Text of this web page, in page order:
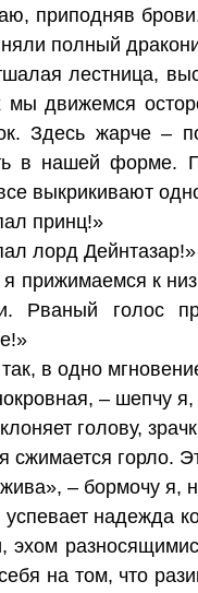
приподняв
полный
лестница,
мы движемся
Здесь жарче –
в нашей форме.
выкрикивают
принц!»
лорд Дейнтазар!»
прижимаемся к
Рваный голос
в одно
– шепчу
голову,
сжимается горло.
– бормочу я,
надежда
эхом
на том, что